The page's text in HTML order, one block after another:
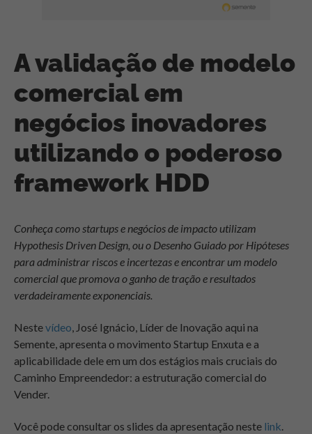
A validação de modelo
comercial em
negócios inovadores
utilizando o poderoso
framework HDD
Conheça como startups e negócios de impacto utilizam
Hypothesis Driven Design, ou o Desenho Guiado por Hipóteses
para administrar riscos e incertezas e encontrar um modelo
comercial que promova o ganho de tração e resultados
verdadeiramente exponenciais.
Nestevídeo, José Ignácio, Líder de Inovação aqui na
Semente, apresenta o movimento Startup Enxuta e a
aplicabilidade dele em um dos estágios mais cruciais do
Caminho Empreendedor: a estruturação comercial do
Vender.
Você pode consultar os slides da apresentação neste link.